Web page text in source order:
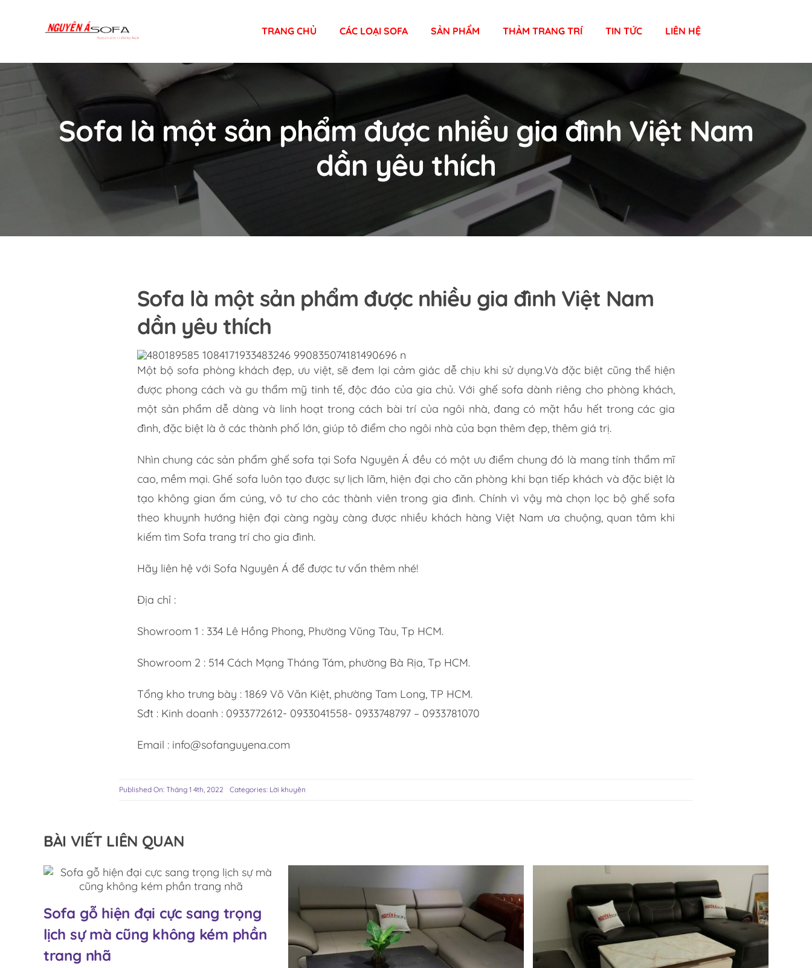
TRANG CHỦ CÁC LOẠI SOFA SẢN PHẨM THẢM TRANG TRÍ TIN TỨC LIÊN HỆ
Sofa là một sản phẩm được nhiều gia đình Việt Nam
dần yêu thích
Sofa là một sản phẩm được nhiều gia đình Việt Nam
dần yêu thích
Một bộ sofa phòng khách đẹp, ưu việt, sẽ đem lại cảm giác dễ chịu khi sử dụng.Và đặc biệt cũng thể hiện
được phong cách và gu thẩm mỹ tinh tế, độc đáo của gia chủ. Với ghế sofa dành riêng cho phòng khách,
một sản phẩm dễ dàng và linh hoạt trong cách bài trí của ngôi nhà, đang có mặt hầu hết trong các gia
đình, đặc biệt là ở các thành phố lớn, giúp tô điểm cho ngôi nhà của bạn thêm đẹp, thêm giá trị.
Nhìn chung các sản phẩm ghế sofa tại Sofa Nguyên Á đều có một ưu điểm chung đó là mang tính thẩm mĩ
cao, mềm mại. Ghế sofa luôn tạo được sự lịch lãm, hiện đại cho căn phòng khi bạn tiếp khách và đặc biệt là
tạo không gian ấm cúng, vô tư cho các thành viên trong gia đình. Chính vì vậy mà chọn lọc bộ ghế sofa
theo khuynh hướng hiện đại càng ngày càng được nhiều khách hàng Việt Nam ưa chuộng, quan tâm khi
kiếm tìm Sofa trang trí cho gia đình.
Hãy liên hệ với Sofa Nguyên Á để được tư vấn thêm nhé!
Địa chỉ :
Showroom 1 : 334 Lê Hồng Phong, Phường Vũng Tàu, Tp HCM.
Showroom 2 : 514 Cách Mạng Tháng Tám, phường Bà Rịa, Tp HCM.
Tổng kho trưng bày : 1869 Võ Văn Kiệt, phường Tam Long, TP HCM.
Sđt : Kinh doanh : 0933772612- 0933041558- 0933748797 – 0933781070
Email : info@sofanguyena.com
Published On: Tháng 1 4th, 2022 Categories: Lời khuyên
BÀI VIẾT LIÊN QUAN
Sofa gỗ hiện đại cực sang trọng
lịch sự mà cũng không kém phần
trang nhã